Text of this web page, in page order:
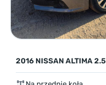
2016 NISSAN ALTIMA 2.5